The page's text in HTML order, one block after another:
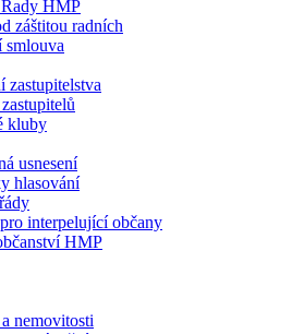
HMP
záštitou radních
zastupitelstva
kluby
usnesení
hlasování
interpelující občany
HMP
nemovitosti